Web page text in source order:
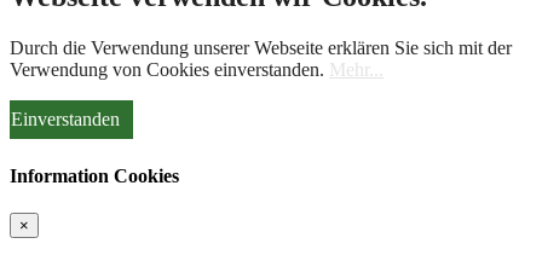
Durch die Verwendung unserer Webseite erklären Sie sich mit der
Verwendung von Cookies einverstanden. Mehr...
Einverstanden
Information Cookies
×